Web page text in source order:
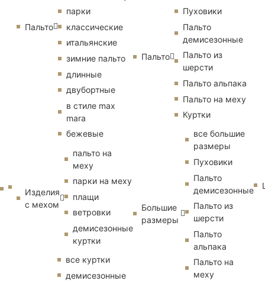
Пальто
парки
классические
итальянские
зимние пальто
длинные
двубортные
в стиле max
mara
бежевые
Изделия
с мехом
пальто на
меху
парки на меху
плащи
ветровки
демисезонные
куртки
все куртки
демисезонные
Пальто
Пуховики
Пальто
демисезонные
Пальто из
шерсти
Пальто альпака
Пальто на меху
Куртки
Большие
размеры
все большие
размеры
Пуховики
Пальто
демисезонные
Пальто из
шерсти
Пальто
альпака
Пальто на
меху